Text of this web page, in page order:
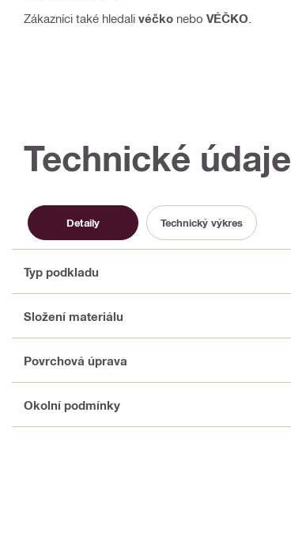
Zákazníci také hledali véčko nebo VÉČKO
Technické údaje
Detaily Technický výkres
Typ podkladu
Složení materiálu
Povrchová úprava
Okolní podmínky